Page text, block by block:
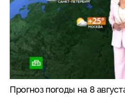
Прогноз погоды на 8